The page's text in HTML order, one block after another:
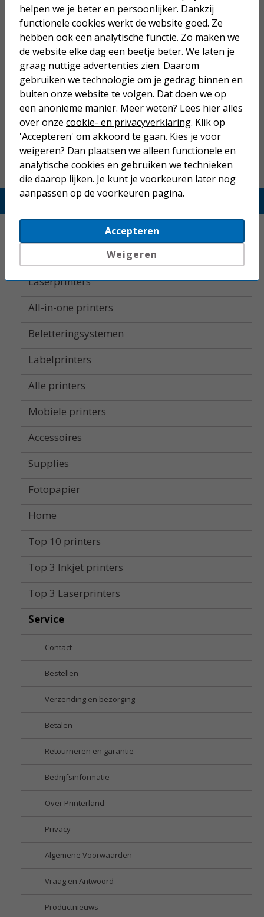
Dit product mag maximaal 1 keer besteld worden.
Op werkdagen voor 22:30 uur besteld, morgen in huis.
Superscherpe prijzen!
Niet goed geld terug.
Gratis verzending boven € 25,-
Betaal binnen 14 dagen na aankoop
Printerland.nl
Laserprinters
All-in-one printers
Beletteringsystemen
Labelprinters
Alle printers
Mobiele printers
Accessoires
Supplies
Fotopapier
Home
Top 10 printers
Top 3 Inkjet printers
Top 3 Laserprinters
Service
Contact
Bestellen
Verzending en bezorging
Betalen
Retourneren en garantie
Bedrijfsinformatie
Over Printerland
Privacy
Algemene Voorwaarden
Vraag en Antwoord
Productnieuws
helpen we je beter en persoonlijker. Dankzij
functionele cookies werkt de website goed. Ze
hebben ook een analytische functie. Zo maken we
de website elke dag een beetje beter. We laten je
graag nuttige advertenties zien. Daarom
gebruiken we technologie om je gedrag binnen en
buiten onze website te volgen. Dat doen we op
een anonieme manier. Meer weten? Lees hier alles
over onze cookie- en privacyverklaring. Klik op
'Accepteren' om akkoord te gaan. Kies je voor
weigeren? Dan plaatsen we alleen functionele en
analytische cookies en gebruiken we technieken
die daarop lijken. Je kunt je voorkeuren later nog
aanpassen op de voorkeuren pagina.
Accepteren
Weigeren